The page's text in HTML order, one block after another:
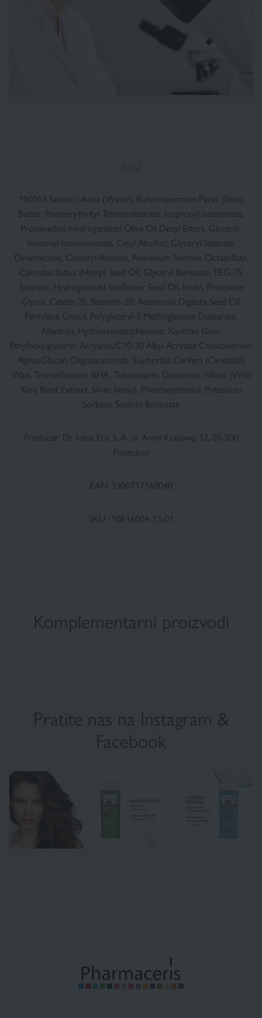
×
190103 Sastojci: Aqua (Water), Butyrospermum Parkii (Shea)
Butter, Pentaerythrityl Tetraisostearate, Isopropyl Isostearate,
Propanediol, Hydrogenated Olive Oil Decyl Esters, Glycerin,
Isononyl Isononanoate, Cetyl Alcohol, Glyceryl Stearate,
Dimethicone, Cetearyl Alcohol, Aluminium Sucrose Octasulfate,
Cannabis Sativa (Hemp) Seed Oil, Glyceryl Behenate, PEG-75
Stearate, Hydrogenated Sunflower Seed Oil, Inulin, Propylene
Glycol, Ceteth-20, Steareth-20, Adansonia Digitata Seed Oil,
Pentylene Glycol, Polyglyceryl-3 Methylglucose Distearate,
Allantoin, Hydroxyacetophenone, Xanthan Gum,
Ethylhexylglycerin, Acrylates/C10-30 Alkyl Acrylate Crosspolymer,
Alpha-Glucan Oligosaccharide, Euphorbia Cerifera (Candelilla)
Wax, Tromethamine, BHA, Triisostearin, Dioscorea Villosa (Wild
Yam) Root Extract, Silver (nano), Phenoxyethanol, Potassium
Sorbate, Sodium Benzoate
Producer: Dr Irena Eris S. A. ul. Armii Krajowej 12, 05-500
Piaseczno
EAN: 5900717160040
SKU : 10E16004-13-01
Komplementarni proizvodi
Pratite nas na Instagram &
Facebook